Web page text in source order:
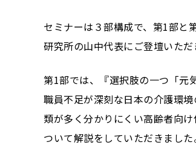
セミナーは３部構成で、第1部と
研究所の山中代表にご登壇いただ
第1部では、『選択肢の一つ「元
職員不足が深刻な日本の介護環
類が多く分かりにくい高齢者向
ついて解説をしていただきました